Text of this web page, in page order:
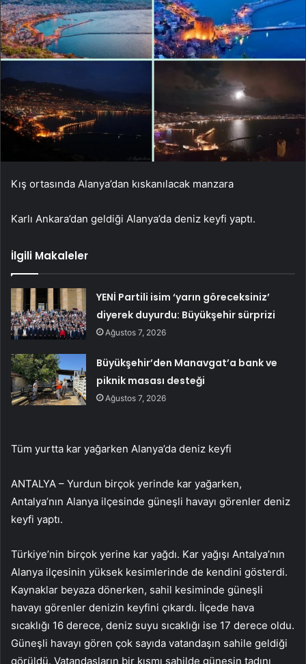
Kış ortasında Alanya’dan kıskanılacak manzara
Karlı Ankara’dan geldiği Alanya’da deniz keyfi yaptı.
İlgili Makaleler
YENİ Partili isim ‘yarın göreceksiniz’
diyerek duyurdu: Büyükşehir sürprizi
Ağustos 7, 2026
Büyükşehir’den Manavgat’a bank ve
piknik masası desteği
Ağustos 7, 2026
Tüm yurtta kar yağarken Alanya’da deniz keyfi
ANTALYA – Yurdun birçok yerinde kar yağarken,
Antalya’nın Alanya ilçesinde güneşli havayı görenler deniz
keyfi yaptı.
Türkiye’nin birçok yerine kar yağdı. Kar yağışı Antalya’nın
Alanya ilçesinin yüksek kesimlerinde de kendini gösterdi.
Kaynaklar beyaza dönerken, sahil kesiminde güneşli
havayı görenler denizin keyfini çıkardı. İlçede hava
sıcaklığı 16 derece, deniz suyu sıcaklığı ise 17 derece oldu.
Güneşli havayı gören çok sayıda vatandaşın sahile geldiği
görüldü. Vatandaşların bir kısmı sahilde güneşin tadını